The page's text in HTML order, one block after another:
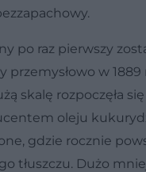
po raz pierwszy
w 1889
skalę rozpoczęła się
oleju
gdzie rocznie
tłuszczu. Dużo